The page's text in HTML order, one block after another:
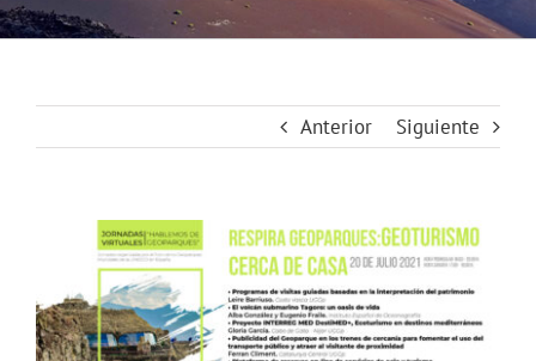
Anterior Siguiente
imagen
más
grande